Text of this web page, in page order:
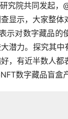
究院共同发起，
显示，大家整体
示对数字藏品的
潜力。探究其
，有近半数人都
数字藏品盲盒